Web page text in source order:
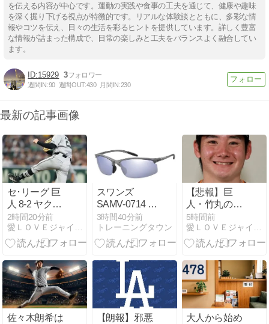
を伝える内容が中心です。運動の実践や食事の工夫を通じて、健康や趣味
を深く掘り下げる視点が特徴的です。リアルな体験談とともに、多彩な情
報やコツを伝え、日々の生活を彩るヒントを提供しています。詳しく豊富
な情報が詰まった構成で、日常の楽しみと工夫をバランスよく融合してい
ます。
15929 3
週間IN:90 週間OUT:430 月間IN:230
最新の記事画像
セ･リーグ 巨
人 8-2 ヤクル
ト [8/8] 巨人・
竹丸6回1失
点、3回に打
点、浦田3安
打3打点 ヤク
ルト高橋6失
点KO
2時間20分前
スワンズ
SAMV-0714 軽
量スポーツサ
ングラスをレ
ビュー
3時間40分前
トレーニングタウン
【悲報】巨
人・竹丸の魔
法がすっかり
解けてしま
う…
5時間前
佐々木朗希は
【朗報】邪悪
大人から始め